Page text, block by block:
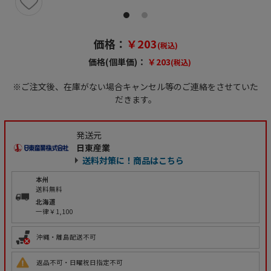
価格： ￥203(税込)
価格(個単価)： ￥203(税込)
※ご注文後、在庫がない場合キャンセル等のご連絡をさせていた
だきます。
発送元
日東産業
送料対策に！商品はこちら
本州
送料無料
北海道
一律￥1,100
沖縄・離島配送不可
返品不可・日曜祝日指定不可